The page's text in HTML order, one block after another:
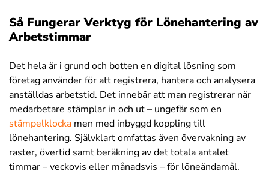
Så Fungerar Verktyg för Lönehantering av
Arbetstimmar
Det hela är i grund och botten en digital lösning som
företag använder för att registrera, hantera och analysera
anställdas arbetstid. Det innebär att man registrerar när
medarbetare stämplar in och ut – ungefär som en
stämpelklocka men med inbyggd koppling till
lönehantering. Självklart omfattas även övervakning av
raster, övertid samt beräkning av det totala antalet
timmar – veckovis eller månadsvis – för löneändamål.